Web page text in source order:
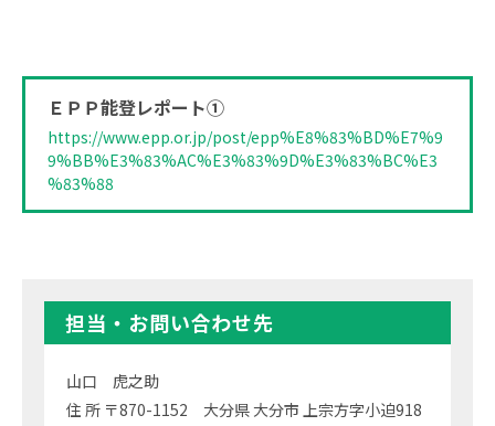
ＥＰＰ能登レポート①
https://www.epp.or.jp/post/epp%E8%83%BD%E7%9
9%BB%E3%83%AC%E3%83%9D%E3%83%BC%E3
%83%88
担当・お問い合わせ先
山口 虎之助
住 所 〒870-1152 大分県 大分市 上宗方字小迫918